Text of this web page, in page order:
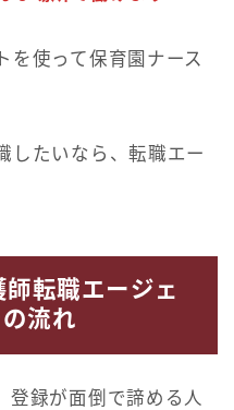
を使って保育園ナース
したいなら、転職エー
転職エージェ
流れ
登録が面倒で諦める人